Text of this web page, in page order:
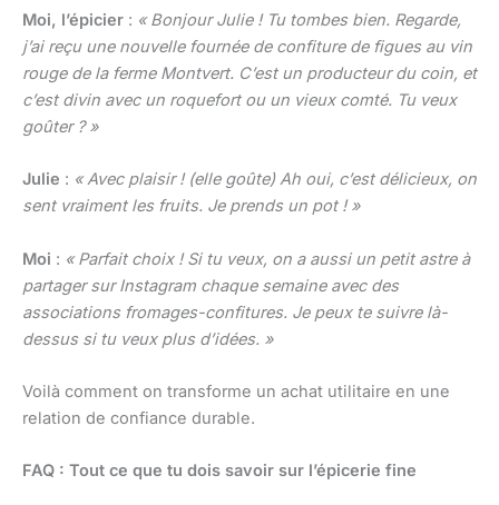
Moi, l’épicier : « Bonjour Julie ! Tu tombes bien. Regarde,
j’ai reçu une nouvelle fournée de confiture de figues au vin
rouge de la ferme Montvert. C’est un producteur du coin, et
c’est divin avec un roquefort ou un vieux comté. Tu veux
goûter ? »
Julie : « Avec plaisir ! (elle goûte) Ah oui, c’est délicieux, on
sent vraiment les fruits. Je prends un pot ! »
Moi : « Parfait choix ! Si tu veux, on a aussi un petit astre à
partager sur Instagram chaque semaine avec des
associations fromages-confitures. Je peux te suivre là-
dessus si tu veux plus d’idées. »
Voilà comment on transforme un achat utilitaire en une
relation de confiance durable.
FAQ : Tout ce que tu dois savoir sur l’épicerie fine